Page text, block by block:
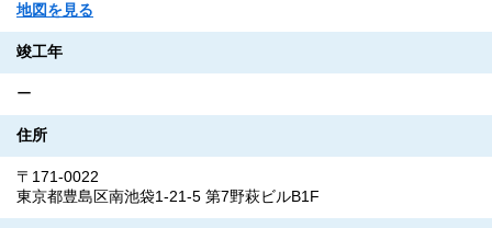
地図を見る
竣工年
ー
住所
〒171-0022
東京都豊島区南池袋1-21-5 第7野萩ビルB1F